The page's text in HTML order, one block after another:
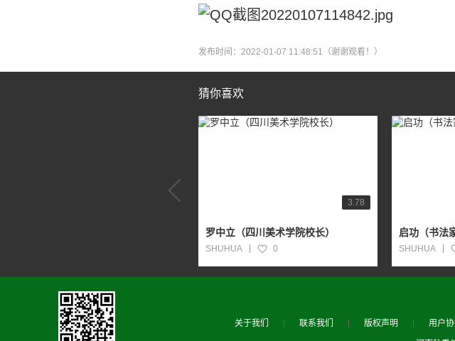
发布时间：2022-01-07 11:48:51（谢谢观看！）
猜你喜欢
3.78
罗中立（四川美术学院校长）
SHUHUA 0
启功（书法
SHUHUA
关于我们 联系我们 版权声明 用户